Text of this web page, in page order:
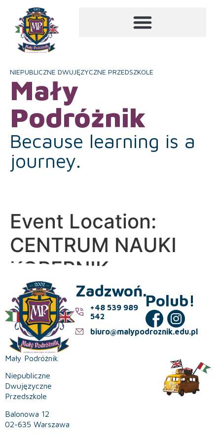
NIEPUBLICZNE DWUJĘZYCZNE PRZEDSZKOLE
Mały
Podróżnik
Because learning is a
journey.
Event Location:
CENTRUM NAUKI
KOPERNIK
Mały Podróżnik
Niepubliczne
Dwujęzyczne
Przedszkole
Balonowa 12
02-635 Warszawa
Zadzwoń.
+48 539 989
542
biuro@malypodroznik.edu.pl
Polub!